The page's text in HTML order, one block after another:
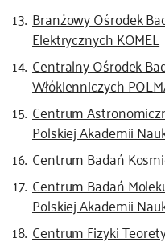
Branżowy Ośrodek
Elektrycznych KOMEL
Centralny Ośrodek
Włókienniczych
Centrum
Polskiej Akademii
Centrum Badań
Centrum Badań
Polskiej Akademii
Centrum Fizyki